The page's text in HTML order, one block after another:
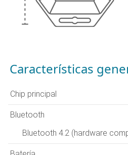
Características
Chip principal
Bluetooth
Bluetooth 4.2 (hardware